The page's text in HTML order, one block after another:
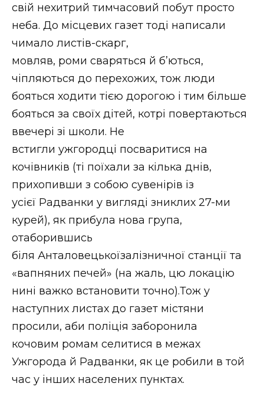
свій нехитрий тимчасовий побут просто
неба. До місцевих газет тоді написали
чимало листів-скарг,
мовляв, роми сваряться й б’ються,
чіпляються до перехожих, тож люди
бояться ходити тією дорогою і тим більше
бояться за своїх дітей, котрі повертаються
ввечері зі школи. Не
встигли ужгородці посваритися на
кочівників (ті поїхали за кілька днів,
прихопивши з собою сувенірів із
усієї Радванки у вигляді зниклих 27-ми
курей), як прибула нова група,
отаборившись
біля Анталовецькоїзалізничної станції та
«вапняних печей» (на жаль, цю локацію
нині важко встановити точно).Тож у
наступних листах до газет містяни
просили, аби поліція заборонила
кочовим ромам селитися в межах
Ужгорода й Радванки, як це робили в той
час у інших населених пунктах.